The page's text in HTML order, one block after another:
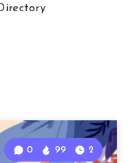
0 99 2